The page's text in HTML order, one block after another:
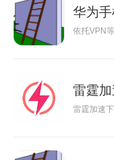
华为
依托VPN
雷霆
雷霆加速